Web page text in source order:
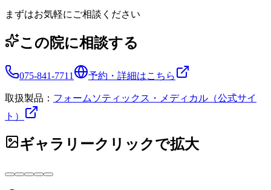
まずはお気軽にご相談ください
この院に相談する
075-841-7711 予約・詳細はこちら
取扱製品： フォームソティックス・メディカル（公式サイ
ト）
ギャラリークリックで拡大